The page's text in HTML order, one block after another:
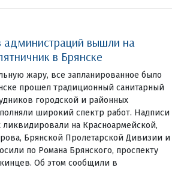
администраций вышли на
в Брянске
жару, все запланированное было
прошел традиционный санитарный
городской и районных
широкий спектр работ. Надписи
ликвидировали на Красноармейской,
Брянской Пролетарской Дивизии и
по Романа Брянского, проспекту
Об этом сообщили в